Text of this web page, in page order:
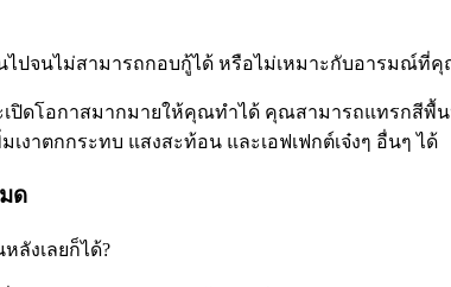
ไปจนไม่สามารถกอบกู้ได้ หรือไม่เหมาะกับอารมณ์
ปิดโอกาสมากมายให้คุณทำได้ คุณสามารถแทรกสีพื้
เงาตกกระทบ แสงสะท้อน และเอฟเฟกต์เจ๋งๆ อื่นๆ ได้
ด
ลังเลยก็ได้?